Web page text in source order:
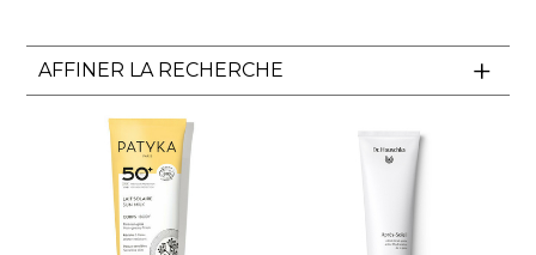
AFFINER LA RECHERCHE